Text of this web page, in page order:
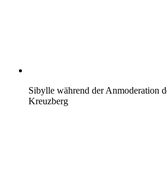
Sibylle während der Anmoderation
Kreuzberg